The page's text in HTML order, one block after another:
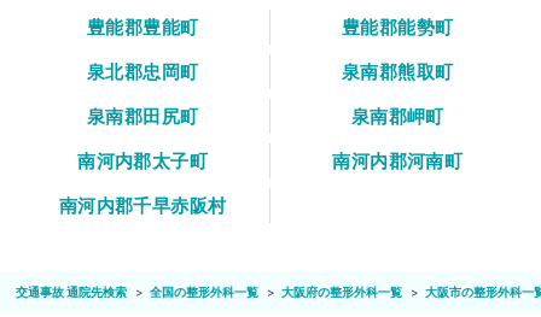
豊能郡豊能町
豊能郡能勢町
泉北郡忠岡町
泉南郡熊取町
泉南郡田尻町
泉南郡岬町
南河内郡太子町
南河内郡河南町
南河内郡千早赤阪村
交通事故 通院先検索 全国の整形外科一覧 大阪府の整形外科一覧 大阪市の整形外科一